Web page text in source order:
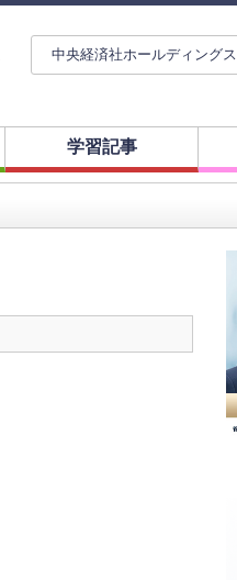
中央経済社ホールディングス
学習記事